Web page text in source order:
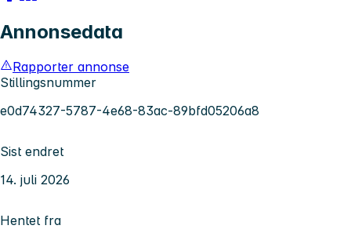
Annonsedata
Rapporter annonse
Stillingsnummer
e0d74327-5787-4e68-83ac-89bfd05206a8
Sist endret
14. juli 2026
Hentet fra